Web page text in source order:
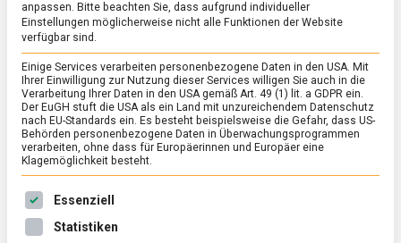
Käse bei Graindorge:
Vom Handwerk zum
Genuss
12. September 2025 Johannes Comment
bei
Ein feiner Duft liegt in der Luft: In Frankreich
verbindet man den Genuss von Käse eher mit
anpassen. Bitte beachten Sie, dass aufgrund individueller
Einstellungen möglicherweise nicht alle Funktionen der Website
verfügbar sind.
Einige Services verarbeiten personenbezogene Daten in den USA. Mit
Ihrer Einwilligung zur Nutzung dieser Services willigen Sie auch in die
Verarbeitung Ihrer Daten in den USA gemäß Art. 49 (1) lit. a GDPR ein.
Der EuGH stuft die USA als ein Land mit unzureichendem Datenschutz
nach EU-Standards ein. Es besteht beispielsweise die Gefahr, dass US-
Behörden personenbezogene Daten in Überwachungsprogrammen
verarbeiten, ohne dass für Europäerinnen und Europäer eine
Klagemöglichkeit besteht.
Es folgt eine Liste der Service-Gruppen, für die eine
Essenziell
Statistiken